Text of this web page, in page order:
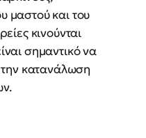
μαστού και του
κινούνται
σημαντικό να
την κατανάλωση